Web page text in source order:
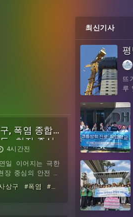
, 폭염 종합
…현장 중심
구축
4시간전
일 이어지는 극한
장 중심의 안전 활
계층 밀착 보호, 생
피 시설 운영까지
상구 #폭염
#종
최신기사
뜨
루
승